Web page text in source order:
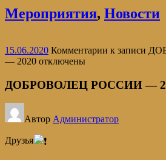
Мероприятия, Новости
15.06.2020 Комментарии к записи
— 2020 отключены
ДОБРОВОЛЕЦ РОССИИ —
Автор Администратор
Друзья